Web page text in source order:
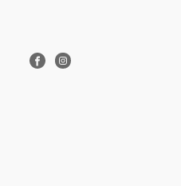
FacebookInstagram